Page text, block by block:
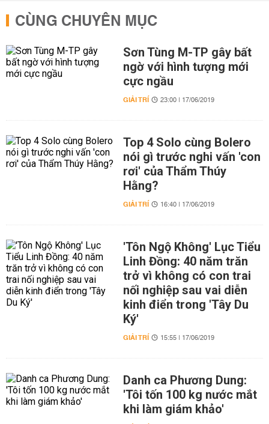
CÙNG CHUYÊN MỤC
Sơn Tùng M-TP gây bất
ngờ với hình tượng mới
cực ngầu
GIẢI TRÍ 23:00 | 17/06/2019
Top 4 Solo cùng Bolero
nói gì trước nghi vấn 'con
rơi' của Thẩm Thúy
Hằng?
GIẢI TRÍ 16:40 | 17/06/2019
'Tôn Ngộ Không' Lục Tiểu
Linh Đồng: 40 năm trăn
trở vì không có con trai
nối nghiệp sau vai diễn
kinh điển trong 'Tây Du
Ký'
GIẢI TRÍ 15:55 | 17/06/2019
Danh ca Phương Dung:
'Tôi tốn 100 kg nước mắt
khi làm giám khảo'